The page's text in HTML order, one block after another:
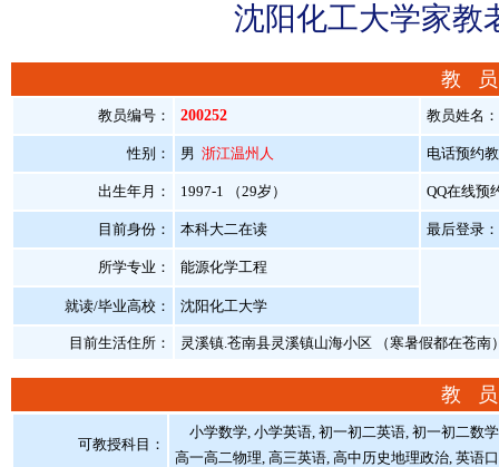
沈阳化工大学家
教
教员编号： 200252 教员姓名
性别： 男 浙江温州人 电话预约
出生年月： 1997-1 （29岁） QQ在线预
目前身份： 本科大二在读 最后登录
所学专业： 能源化学工程
就读/毕业高校： 沈阳化工大学
目前生活住所： 灵溪镇.苍南县灵溪镇山海小区 （寒暑假都在苍南
教
可教授科目：
小学数学, 小学英语, 初一初二英语, 初一初二数
高一高二物理, 高三英语, 高中历史地理政治, 英语